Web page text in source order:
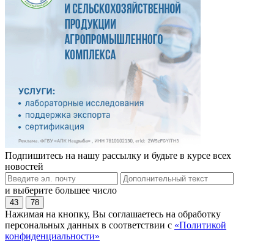
Подпишитесь на нашу рассылку и будьте в курсе всех
новостей
и выберите большее число
43 78
Нажимая на кнопку, Вы соглашаетесь на обработку
персональных данных в соответствии с «Политикой
конфиденциальности»